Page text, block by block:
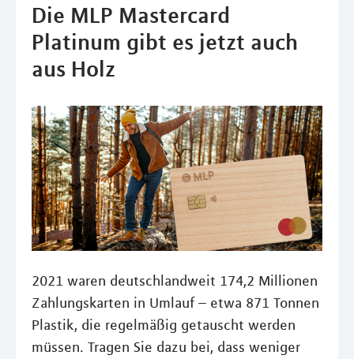
Die MLP Mastercard
Platinum gibt es jetzt auch
aus Holz
2021 waren deutschlandweit 174,2 Millionen
Zahlungskarten in Umlauf – etwa 871 Tonnen
Plastik, die regelmäßig getauscht werden
müssen. Tragen Sie dazu bei, dass weniger